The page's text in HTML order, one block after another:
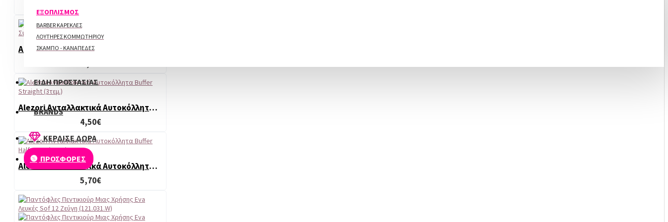
ΕΞΟΠΛΙΣΜΟΣ
BARBER ΚΑΡΕΚΛΕΣ
ΛΟΥΤΗΡΕΣ ΚΟΜΜΩΤΗΡΙΟΥ
ΣΚΑΜΠΟ - ΚΑΝΑΠΕΔΕΣ
ΕΙΔΗ ΠΡΟΣΤΑΣΙΑΣ
BRANDS
ΚΕΡΔΙΣΕ ΔΩΡΑ
ΠΡΟΣΦΟΡΕΣ
Alezori Ανταλλακτικά Αυτοκόλλητα Buffer Straight (3τεμ.)
4,50€
Alezori Ανταλλακτικά Αυτοκόλλητα Buffer Halfmoon (3τεμ.)
5,70€